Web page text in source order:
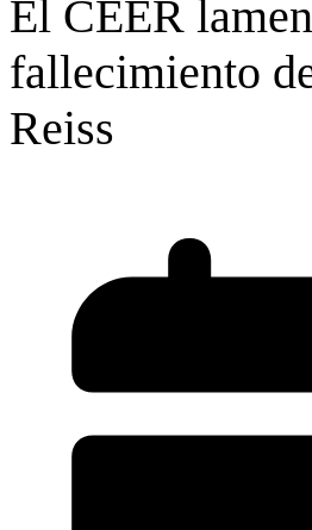
El CEER
fallecimiento
Reiss